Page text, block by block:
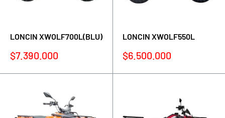
LONCIN XWOLF700L(BLU)
Precio
venta
$7.390.000
LONCIN XWOLF550L
Precio
venta
$6.500.000